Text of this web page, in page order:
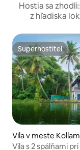
Hostia sa
z hľadiska
Superhostiteľ
Superhostiteľ
Vila v meste Kollam
Vila s 2 spálňami